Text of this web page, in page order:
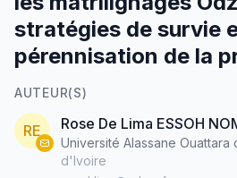
stratégies de survie
pérennisation de la
AUTEUR(S)
RE Rose De Lima ESSOH
Université Alassane Ouattara
d'Ivoire